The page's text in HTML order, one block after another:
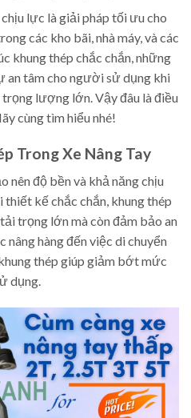
lực là giải pháp tối ưu cho
các kho bãi, nhà máy, và các
khung thép chắc chắn, những
an tâm cho người sử dụng khi
trọng lượng lớn. Vậy đâu là điều
cùng tìm hiểu nhé!
Trong Xe Nâng Tay
nên độ bền và khả năng chịu
kế chắc chắn, khung thép
trọng lớn mà còn đảm bảo an
hàng đến việc di chuyển
thép giúp giảm bớt mức
dụng.